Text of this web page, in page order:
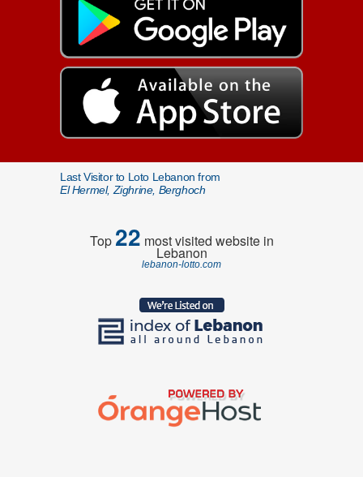
Last Visitor to Loto Lebanon from
El Hermel, Zighrine, Berghoch
Top22 most visited website in
Lebanon
lebanon-lotto.com